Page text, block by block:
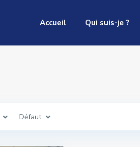
Accueil Qui suis-je ?
Défaut